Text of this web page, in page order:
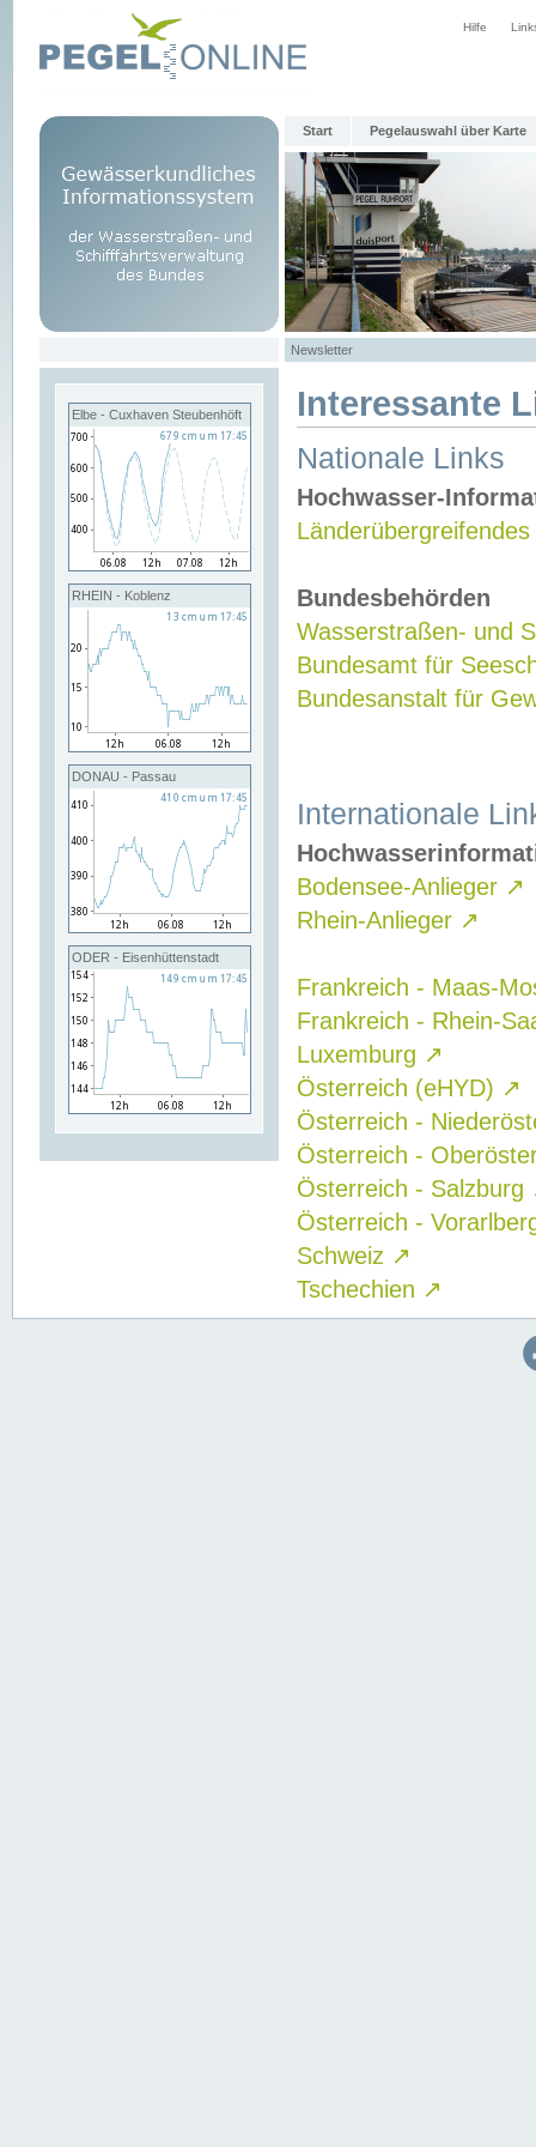
Hilfe
Start Pegelauswahl über Karte
Newsletter
Elbe - Cuxhaven Steubenhöft
RHEIN - Koblenz
DONAU - Passau
ODER - Eisenhüttenstadt
Interessante
Nationale Links
Hochwasser-
Bundesbehörden
Wasserstraßen- und
Bundesamt für
Bundesanstalt für
Internationale
Bodensee-Anlieger ↗
Rhein-Anlieger ↗
Frankreich - Maas-
Frankreich - Rhein-
Luxemburg ↗
Österreich (eHYD) ↗
Österreich -
Österreich -
Österreich - Salzburg
Österreich -
Schweiz ↗
Tschechien ↗